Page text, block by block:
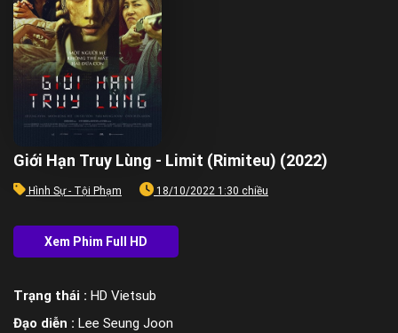
Giới Hạn Truy Lùng - Limit (Rimiteu) (2022)
Hình Sự - Tội Phạm 18/10/2022 1:30 chiều
Trạng thái : HD Vietsub
Đạo diễn : Lee Seung Joon